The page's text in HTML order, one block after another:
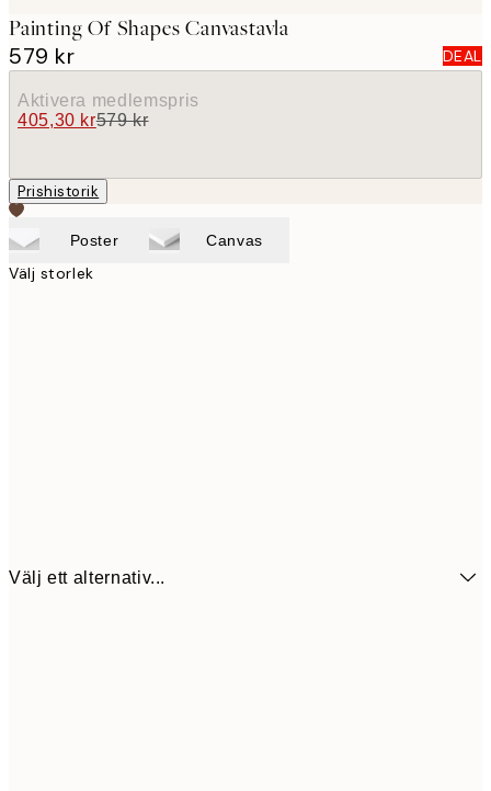
Painting Of Shapes Canvastavla
579 kr DEAL
Aktivera medlemspris
405,30 kr579 kr
Prishistorik
Poster Canvas
Välj storlek
Välj ett alternativ...